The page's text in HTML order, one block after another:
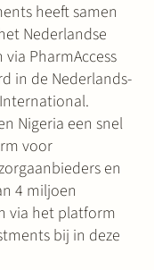
heeft samen
Nederlandse
PharmAccess
in de Nederlands-
Nigeria een snel
voor
en
4 miljoen
via het platform
bij in deze